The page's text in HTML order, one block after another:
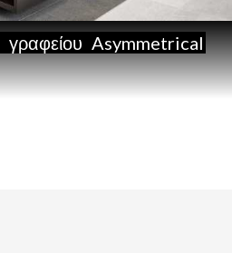
γραφείου Asymmetrical